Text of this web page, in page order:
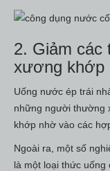
2. Giảm các
xương khớp
Uống nước ép trái
những người thường
khớp nhờ vào các
Ngoài ra, một số
là một loại thức uống